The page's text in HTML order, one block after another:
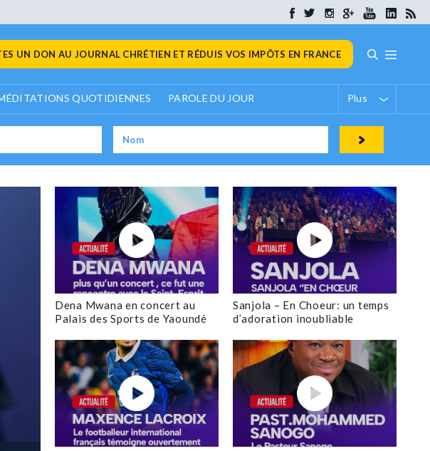
UN DON AU JOURNAL CHRÉTIEN ET RÉDUIS VOS IMPÔTS EN FRANCE
QUOTIDIENNES PAROLE DU JOUR Plus
Dena Mwana en concert au
Palais des Sports de Yaoundé
Sanjola – En Choeur: un temps
d’adoration inoubliable